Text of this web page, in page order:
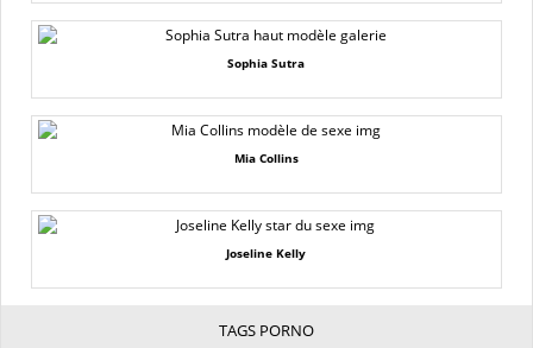
Sophia Sutra
Mia Collins
Joseline Kelly
TAGS PORNO